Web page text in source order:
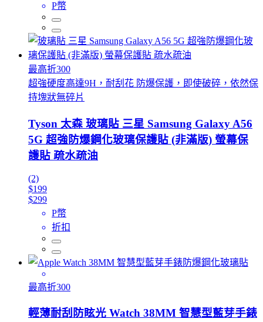
P幣
最高折300
超強硬度高達9H，耐刮花 防爆保護，即使破碎，依然保
持塊狀無碎片
Tyson 太森 玻璃貼 三星 Samsung Galaxy A56
5G 超強防爆鋼化玻璃保護貼 (非滿版) 螢幕保
護貼 疏水疏油
(2)
$199
$299
P幣
折扣
最高折300
輕薄耐刮防眩光 Watch 38MM 智慧型藍芽手錶